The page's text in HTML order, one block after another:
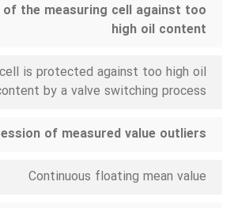
the measuring cell against too
high oil content
is protected against too high oil
by a valve switching process
of measured value outliers
Continuous floating mean value